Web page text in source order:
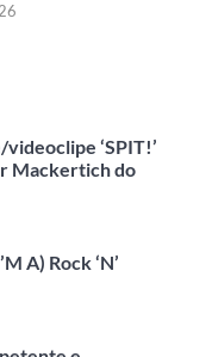
‘SPIT!’
Mackertich do
A) Rock ‘N’